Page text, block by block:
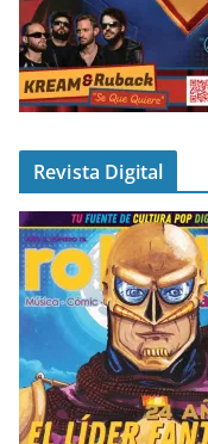
Revista Digital